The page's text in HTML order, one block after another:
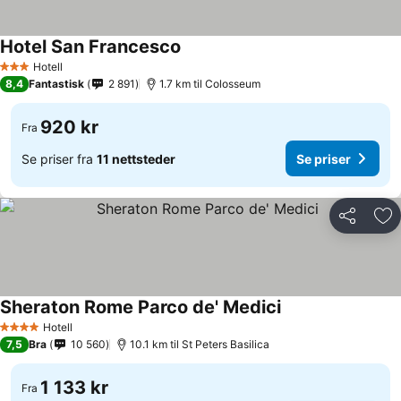
3 StjernerHotell
Hotel San Francesco
8,4 Fantastisk 2 891 1.7 km til Colosseum
Fra 920 kr
Se priser fra 11 nettsteder Se priser
Del
4 StjernerHotell
Sheraton Rome Parco de' Medici
7,5 Bra 10 560 10.1 km til St Peters Basilica
Fra 1 133 kr